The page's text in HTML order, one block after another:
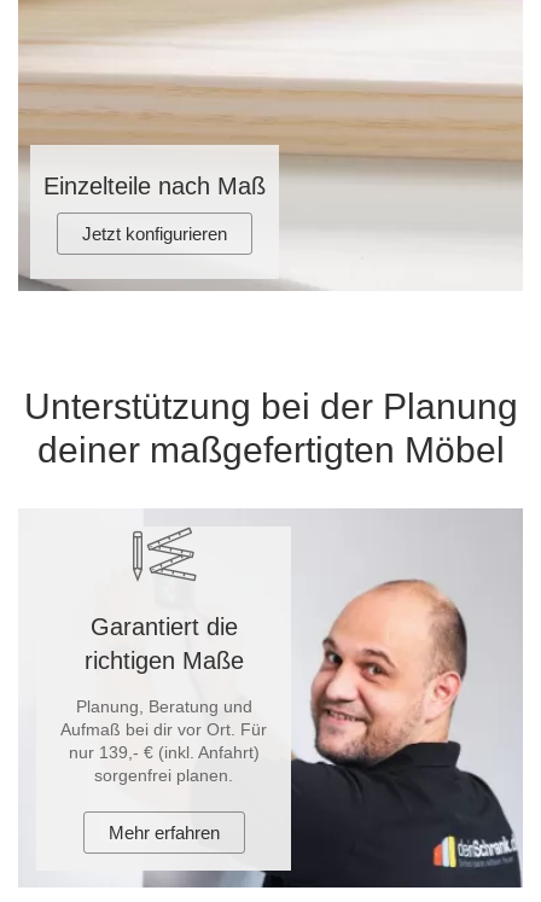
Einzelteile nach Maß
Jetzt konfigurieren
Unterstützung bei der Planung
deiner maßgefertigten Möbel
Garantiert die
richtigen Maße
Planung, Beratung und
Aufmaß bei dir vor Ort. Für
nur 139,- € (inkl. Anfahrt)
sorgenfrei planen.
Mehr erfahren